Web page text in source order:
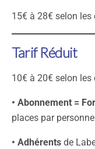
15€ à 28€ selon les
Tarif Réduit
10€ à 20€ selon les
• Abonnement =
places par
• Adhérents de